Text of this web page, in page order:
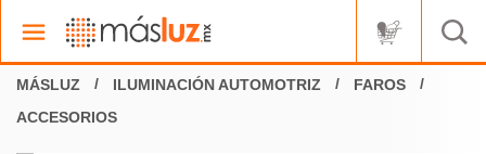
ILUMINACIÓN AUTOMOTRIZ
FAROS
ACCESORIOS